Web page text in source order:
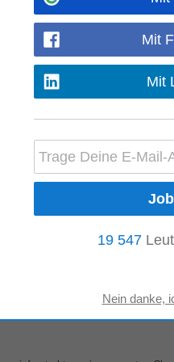
| Senior Manager (m/w/d),
tiefen Verständnis für ihre
mit Neugier, Ambition und dem
Mehr anzeigen
Sache ist, hat sich
Mit
Mit
19 547